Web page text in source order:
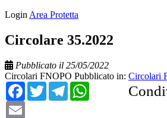
Login Area Protetta
Circolare 35.2022
Pubblicato il 25/05/2022
Circolari FNOPO Pubblicato in: Circolari
Facebook
TwitterTelegramWhatsApp
Email